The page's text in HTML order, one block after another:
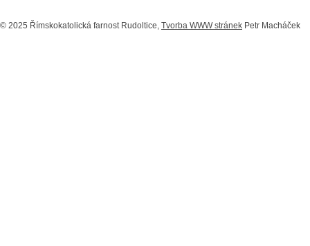
© 2025 Římskokatolická farnost Rudoltice, Tvorba WWW stránek Petr Macháček